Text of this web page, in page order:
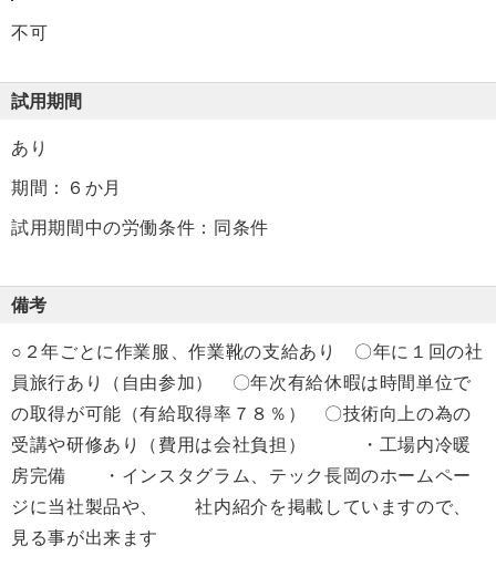
不可
試用期間
あり
期間：６か月
試用期間中の労働条件：同条件
備考
○２年ごとに作業服、作業靴の支給あり 〇年に１回の社
員旅行あり（自由参加） 〇年次有給休暇は時間単位で
の取得が可能（有給取得率７８％） 〇技術向上の為の
受講や研修あり（費用は会社負担） ・工場内冷暖
房完備 ・インスタグラム、テック長岡のホームペー
ジに当社製品や、 社内紹介を掲載していますので、
見る事が出来ます